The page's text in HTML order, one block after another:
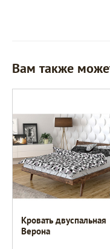
Вам также
Кровать двуспальная
Верона